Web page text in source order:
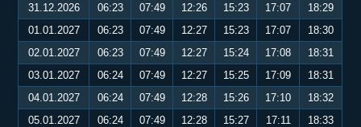
31.12.2026
06:23 07:49 12:26 15:23 17:07
18:29
01.01.2027
06:23 07:49 12:27 15:23 17:07
18:30
02.01.2027
06:23 07:49 12:27 15:24 17:08
18:31
03.01.2027
06:24 07:49 12:27 15:25 17:09
18:31
04.01.2027
06:24 07:49 12:28 15:26 17:10
18:32
05.01.2027
06:24 07:49 12:28 15:27 17:11
18:33